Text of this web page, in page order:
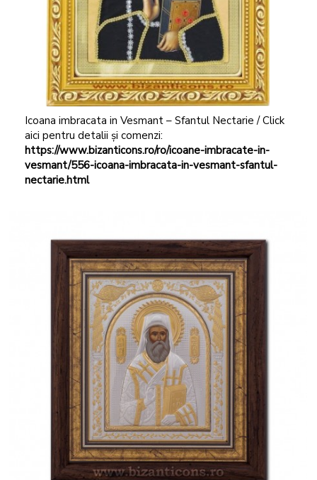
Icoana imbracata in Vesmant – Sfantul Nectarie / Click
aici pentru detalii și comenzi:
https://www.bizanticons.ro/ro/icoane-imbracate-in-
vesmant/556-icoana-imbracata-in-vesmant-sfantul-
nectarie.html